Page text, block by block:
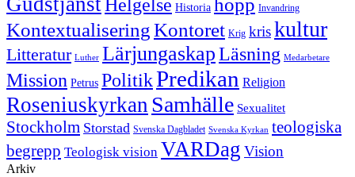
Helgelse Historia hopp Invandring
KontextualiseringKontoret Krig kriskultur
Litteratur Luther LärjungaskapLäsning Medarbetare
Mission Petrus PolitikPredikan Religion
Roseniuskyrkan Samhälle Sexualitet
Stockholm Storstad Svenska Dagbladet Svenska Kyrkan teologiska
begrepp Teologisk vision VARDag Vision
Arkiv